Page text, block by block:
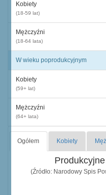
Kobiety
(18-59 lat)
Mężczyźni
(18-64 lata)
W wieku poprodukcyjnym
Kobiety
(59+ lat)
Mężczyźni
(64+ lata)
Ogółem Kobiety
(Źródło: Narodowy Spis